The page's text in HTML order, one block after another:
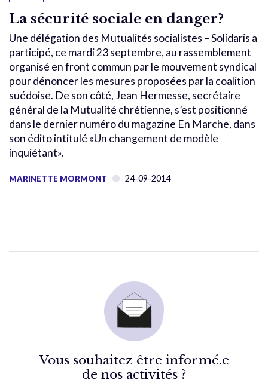
La sécurité sociale en danger?
Une délégation des Mutualités socialistes – Solidaris a
participé, ce mardi 23 septembre, au rassemblement
organisé en front commun par le mouvement syndical
pour dénoncer les mesures proposées par la coalition
suédoise. De son côté, Jean Hermesse, secrétaire
général de la Mutualité chrétienne, s’est positionné
dans le dernier numéro du magazine En Marche, dans
son édito intitulé «Un changement de modèle
inquiétant».
MARINETTE MORMONT 24-09-2014
Vous souhaitez être informé.e
de nos activités ?